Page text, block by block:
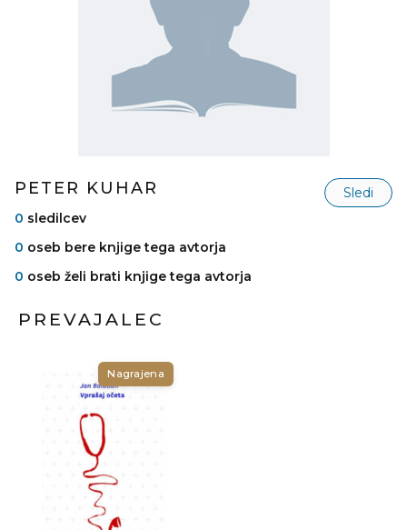
PETER KUHAR
Sledi
0 sledilcev
0 oseb bere knjige tega avtorja
0 oseb želi brati knjige tega avtorja
PREVAJALEC
Nagrajena